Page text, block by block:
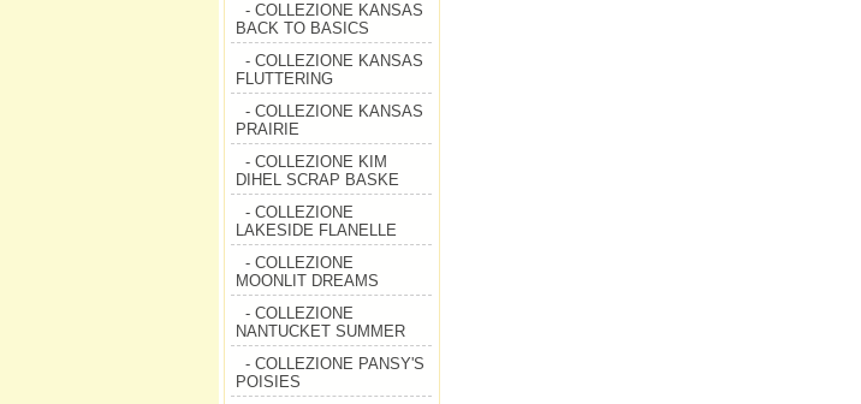
- COLLEZIONE KANSAS
BACK TO BASICS
- COLLEZIONE KANSAS
FLUTTERING
- COLLEZIONE KANSAS
PRAIRIE
- COLLEZIONE KIM
DIHEL SCRAP BASKE
- COLLEZIONE
LAKESIDE FLANELLE
- COLLEZIONE
MOONLIT DREAMS
- COLLEZIONE
NANTUCKET SUMMER
- COLLEZIONE PANSY'S
POISIES